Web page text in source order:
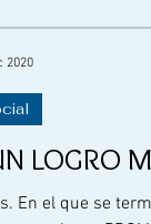
LOGRO
En el que se
2020